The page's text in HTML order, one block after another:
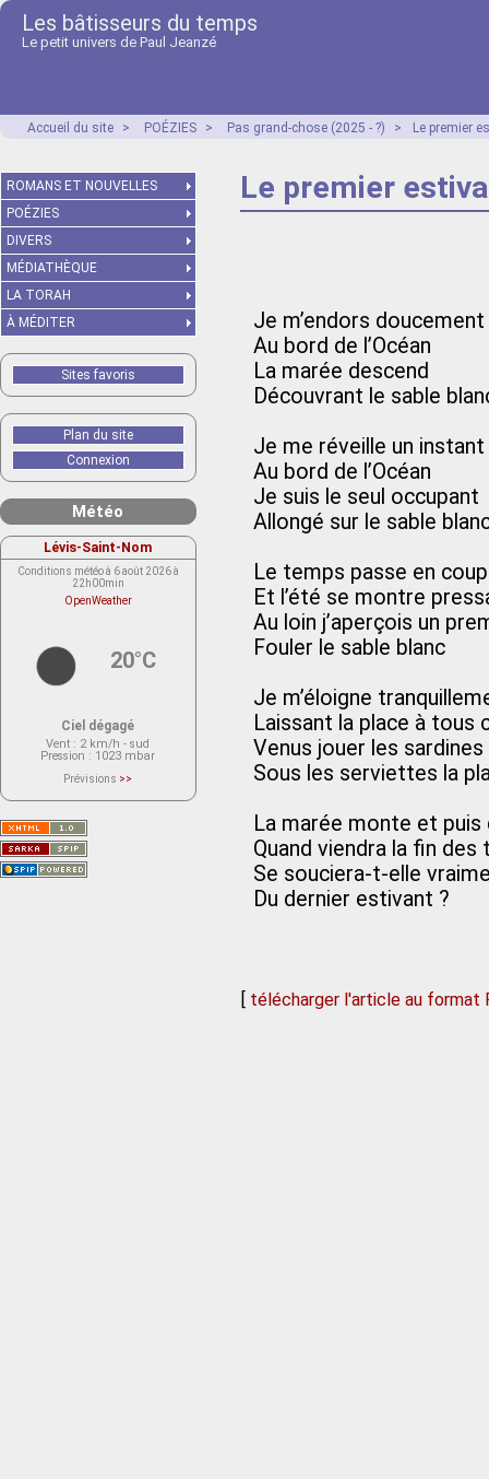
Les bâtisseurs du temps
Le petit univers de Paul Jeanzé
Accueil du site > POÉZIES > Pas grand-chose (2025 - ?) > Le premier
Le premier
Je m’endors doucement
Au bord de l’Océan
La marée descend
Découvrant le sable
Je me réveille un instant
Au bord de l’Océan
Je suis le seul occupant
Allongé sur le sable
Le temps passe en
Et l’été se montre
Au loin j’aperçois un
Fouler le sable blanc
Je m’éloigne
Laissant la place à tous
Venus jouer les
Sous les serviettes la
La marée monte et puis
Quand viendra la fin des
Se souciera-t-elle
Du dernier estivant ?
[ télécharger l'article au format
ROMANS ET NOUVELLES
POÉZIES
DIVERS
MÉDIATHÈQUE
LA TORAH
À MÉDITER
Sites favoris
Plan du site
Connexion
Météo
Lévis-Saint-Nom
Conditions météo à 6 août 2026 à
22h00min
OpenWeather
20°C
Ciel dégagé
Vent : 2 km/h - sud
Pression : 1023 mbar
Prévisions >>
actuellement aucune prévision
Saint-Nom.
Veuillez consulter le message du
service ci-dessous.
(401 - Invalid API key. Please see
https://openweathermap.org/faq#error401